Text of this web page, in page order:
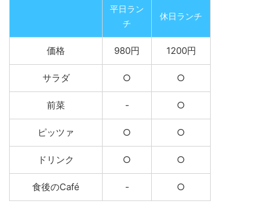
平日ラン
チ
休日ランチ
価格 980円 1200円
サラダ ○ ○
前菜 - ○
ピッツァ ○ ○
ドリンク ○ ○
食後のCafé - ○